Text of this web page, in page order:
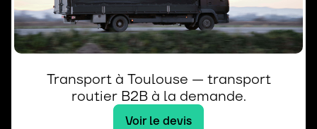
Transport à Toulouse — transport
routier B2B à la demande.
Voir le devis